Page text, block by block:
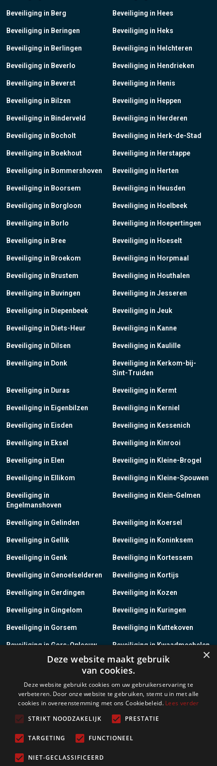
Beveiliging in Berg
Beveiliging in Beringen
Beveiliging in Berlingen
Beveiliging in Beverlo
Beveiliging in Beverst
Beveiliging in Bilzen
Beveiliging in Binderveld
Beveiliging in Bocholt
Beveiliging in Boekhout
Beveiliging in Bommershoven
Beveiliging in Boorsem
Beveiliging in Borgloon
Beveiliging in Borlo
Beveiliging in Bree
Beveiliging in Broekom
Beveiliging in Brustem
Beveiliging in Buvingen
Beveiliging in Diepenbeek
Beveiliging in Diets-Heur
Beveiliging in Dilsen
Beveiliging in Donk
Beveiliging in Duras
Beveiliging in Eigenbilzen
Beveiliging in Eisden
Beveiliging in Eksel
Beveiliging in Elen
Beveiliging in Ellikom
Beveiliging in
Engelmanshoven
Beveiliging in Gelinden
Beveiliging in Gellik
Beveiliging in Genk
Beveiliging in Genoelselderen
Beveiliging in Gerdingen
Beveiliging in Gingelom
Beveiliging in Gorsem
Beveiliging in Gors-Opleeuw
Beveiliging in Gotem
Beveiliging in Groot-Loon
Beveiliging in Grote-Brogel
Beveiliging in Grote-Spouwen
Beveiliging in Hees
Beveiliging in Heks
Beveiliging in Helchteren
Beveiliging in Hendrieken
Beveiliging in Henis
Beveiliging in Heppen
Beveiliging in Herderen
Beveiliging in Herk-de-Stad
Beveiliging in Herstappe
Beveiliging in Herten
Beveiliging in Heusden
Beveiliging in Hoelbeek
Beveiliging in Hoepertingen
Beveiliging in Hoeselt
Beveiliging in Horpmaal
Beveiliging in Houthalen
Beveiliging in Jesseren
Beveiliging in Jeuk
Beveiliging in Kanne
Beveiliging in Kaulille
Beveiliging in Kerkom-bij-
Sint-Truiden
Beveiliging in Kermt
Beveiliging in Kerniel
Beveiliging in Kessenich
Beveiliging in Kinrooi
Beveiliging in Kleine-Brogel
Beveiliging in Kleine-Spouwen
Beveiliging in Klein-Gelmen
Beveiliging in Koersel
Beveiliging in Koninksem
Beveiliging in Kortessem
Beveiliging in Kortijs
Beveiliging in Kozen
Beveiliging in Kuringen
Beveiliging in Kuttekoven
Beveiliging in Kwaadmechelen
Beveiliging in Lanaken
Beveiliging in Lauw
Beveiliging in Leopoldsburg
×
Deze website maakt gebruik
van cookies.
Deze website gebruikt cookies om uw gebruikerservaring te
verbeteren. Door onze website te gebruiken, stemt u in met alle
cookies in overeenstemming met ons Cookiebeleid. Lees verder
STRIKT NOODZAKELIJK
PRESTATIE
TARGETING FUNCTIONEEL
NIET-GECLASSIFICEERD